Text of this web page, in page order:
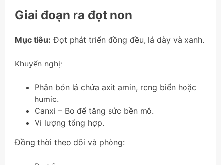
Giai đoạn ra đọt non
Mục tiêu: Đọt phát triển đồng đều, lá dày và xanh.
Khuyến nghị:
Phân bón lá chứa axit amin, rong biển hoặc
humic.
Canxi – Bo để tăng sức bền mô.
Vi lượng tổng hợp.
Đồng thời theo dõi và phòng: